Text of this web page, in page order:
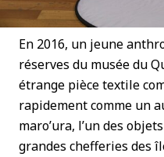
En 2016, un jeune
réserves du musée du
étrange pièce textile
rapidement comme un
maro’ura, l’un des
grandes chefferies des